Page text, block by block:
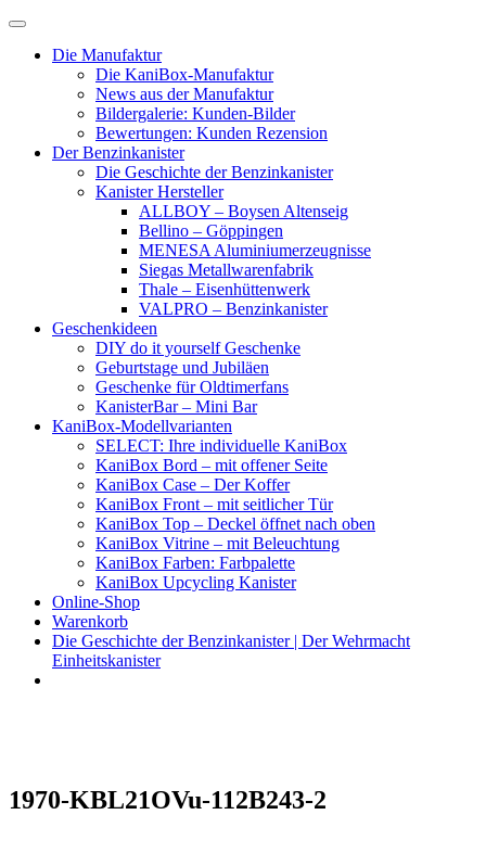
Skip
contentDie Manufaktur
Die KaniBox-Manufaktur
News aus der Manufaktur
Bildergalerie: Kunden-Bilder
Bewertungen: Kunden Rezension
Der Benzinkanister
Die Geschichte der Benzinkanister
Kanister Hersteller
ALLBOY – Boysen Altenseig
Bellino – Göppingen
MENESA Aluminiumerzeugnisse
Siegas Metallwarenfabrik
Thale – Eisenhüttenwerk
VALPRO – Benzinkanister
Geschenkideen
DIY do it yourself Geschenke
Geburtstage und Jubiläen
Geschenke für Oldtimerfans
KanisterBar – Mini Bar
KaniBox-Modellvarianten
SELECT: Ihre individuelle KaniBox
KaniBox Bord – mit offener Seite
KaniBox Case – Der Koffer
KaniBox Front – mit seitlicher Tür
KaniBox Top – Deckel öffnet nach oben
KaniBox Vitrine – mit Beleuchtung
KaniBox Farben: Farbpalette
KaniBox Upcycling Kanister
Online-Shop
Warenkorb
Die Geschichte der Benzinkanister | Der Wehrmacht
Einheitskanister
1970-KBL21OVu-112B243-2